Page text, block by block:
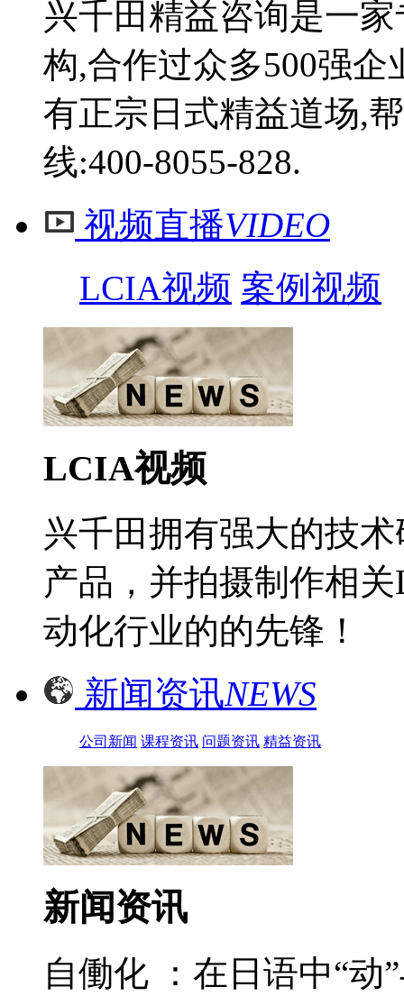
兴千田精益咨询是一
构,合作过众多500强
有正宗日式精益道场,
线:400-8055-828.
视频直播VIDEO
LCIA视频 案例视频
LCIA视频
兴千田拥有强大的技
产品，并拍摄制作相
动化行业的的先锋！
新闻资讯NEWS
公司新闻 课程资讯 问题资讯 精益资讯
新闻资讯
自働化 ：在日语中“动